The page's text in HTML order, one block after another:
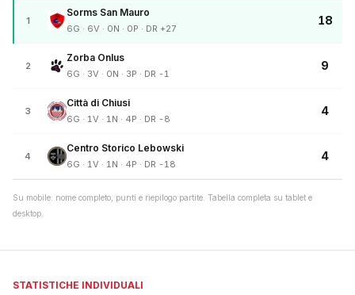
1
Sorms San Mauro
6G · 6V · 0N · 0P · DR +27
18
2
Zorba Onlus
6G · 3V · 0N · 3P · DR -1
9
3
Città di Chiusi
6G · 1V · 1N · 4P · DR -8
4
4
Centro Storico Lebowski
6G · 1V · 1N · 4P · DR -18
4
Su mobile: nome completo, punti e riepilogo partite. Tabella completa su tablet e
desktop.
STATISTICHE INDIVIDUALI